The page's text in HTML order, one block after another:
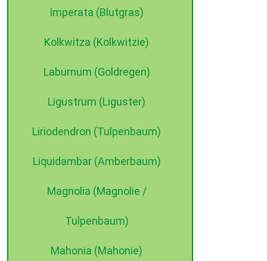
Imperata (Blutgras)
Kolkwitza (Kolkwitzie)
Laburnum (Goldregen)
Ligustrum (Liguster)
Liriodendron (Tulpenbaum)
Liquidambar (Amberbaum)
Magnolia (Magnolie /
Tulpenbaum)
Mahonia (Mahonie)